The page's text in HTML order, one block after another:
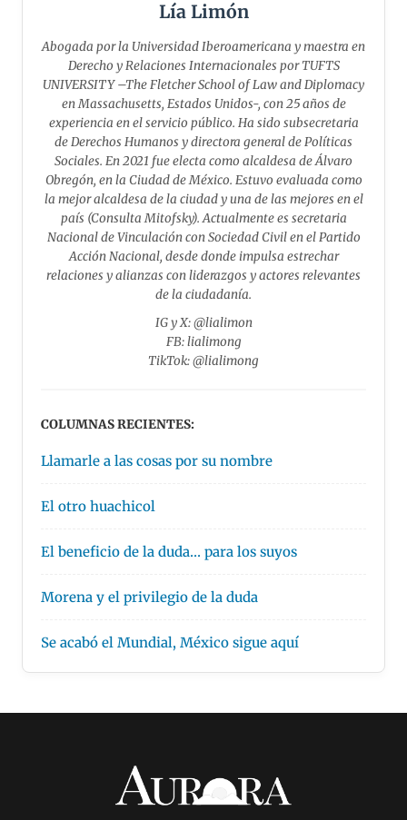
Lía Limón
Abogada por la Universidad Iberoamericana y maestra en
Derecho y Relaciones Internacionales por TUFTS
UNIVERSITY –The Fletcher School of Law and Diplomacy
en Massachusetts, Estados Unidos-, con 25 años de
experiencia en el servicio público. Ha sido subsecretaria
de Derechos Humanos y directora general de Políticas
Sociales. En 2021 fue electa como alcaldesa de Álvaro
Obregón, en la Ciudad de México. Estuvo evaluada como
la mejor alcaldesa de la ciudad y una de las mejores en el
país (Consulta Mitofsky). Actualmente es secretaria
Nacional de Vinculación con Sociedad Civil en el Partido
Acción Nacional, desde donde impulsa estrechar
relaciones y alianzas con liderazgos y actores relevantes
de la ciudadanía.
IG y X: @lialimon
FB: lialimong
TikTok: @lialimong
COLUMNAS RECIENTES:
Llamarle a las cosas por su nombre
El otro huachicol
El beneficio de la duda… para los suyos
Morena y el privilegio de la duda
Se acabó el Mundial, México sigue aquí